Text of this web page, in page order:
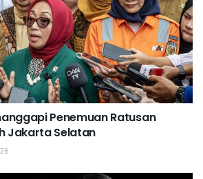
Penemuan Ratusan
Jakarta Selatan